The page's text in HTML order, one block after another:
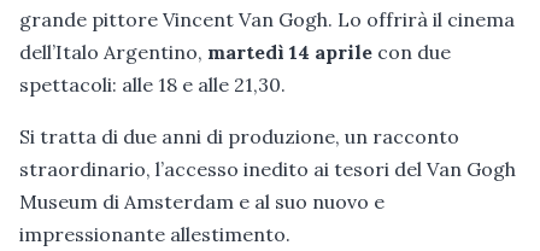
grande pittore Vincent Van Gogh. Lo offrirà il cinema
dell’Italo Argentino, martedì 14 aprile con due
spettacoli: alle 18 e alle 21,30.
Si tratta di due anni di produzione, un racconto
straordinario, l’accesso inedito ai tesori del Van Gogh
Museum di Amsterdam e al suo nuovo e
impressionante allestimento.